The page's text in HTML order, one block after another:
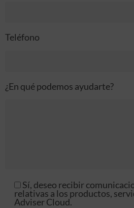
Teléfono
¿En qué podemos ayudarte?
Sí, deseo recibir
relativas a los productos,
Adviser Cloud.